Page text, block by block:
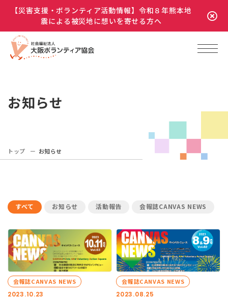
【災害支援・ボランティア活動情報】令和８年熊本地
震による被災地に想いを寄せる方へ
お知らせ
トップ お知らせ
すべて お知らせ 活動報告 会報誌CANVAS NEWS
2023.10.23
会報誌CANVAS NEWS
2023.08.25
会報誌CANVAS NEWS